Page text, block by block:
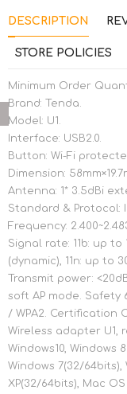
DESCRIPTION
STORE POLICIES
Minimum Order
Brand: Tenda.
Model: U1.
Interface: USB2.0.
Button: Wi-Fi
Dimension:
Antenna: 1* 3.5dBi
Standard & Protocol:
Frequency:
Signal rate: 11b: up to
(dynamic), 11n: up to
Transmit power:
soft AP mode. Safety
/ WPA2. Certification
Wireless adapter U1,
Windows10, Windows
Windows 7(32/
XP(32/64bits), Mac OS